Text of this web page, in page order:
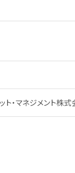
ト・マネジメント株式